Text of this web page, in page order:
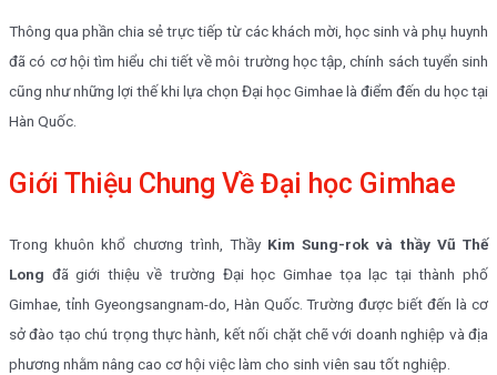
Thông qua phần chia sẻ trực tiếp từ các khách mời, học sinh và phụ huynh
đã có cơ hội tìm hiểu chi tiết về môi trường học tập, chính sách tuyển sinh
cũng như những lợi thế khi lựa chọn Đại học Gimhae là điểm đến du học tại
Hàn Quốc.
Giới Thiệu Chung Về Đại học Gimhae
Trong khuôn khổ chương trình, Thầy Kim Sung-rok và thầy Vũ Thế
Long đã giới thiệu về trường Đại học Gimhae tọa lạc tại thành phố
Gimhae, tỉnh Gyeongsangnam-do, Hàn Quốc. Trường được biết đến là cơ
sở đào tạo chú trọng thực hành, kết nối chặt chẽ với doanh nghiệp và địa
phương nhằm nâng cao cơ hội việc làm cho sinh viên sau tốt nghiệp.